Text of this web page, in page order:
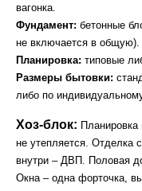
вагонка.
Фундамент: бетонные
не включается в общую).
Планировка: типовые
Размеры бытовки:
либо по
Хоз-блок: Планировка
не утепляется. Отделка
внутри – ДВП. Половая
Окна – одна форточка,